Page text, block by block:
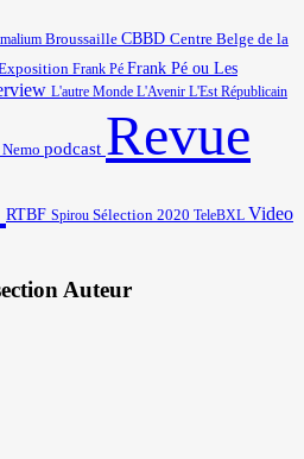
Broussaille CBBD Centre Belge de la
Frank Pé Frank Pé ou Les
L'autre Monde L'Avenir L'Est Républicain
podcast Revue
RTBF Spirou Sélection 2020 TeleBXL Video
Auteur